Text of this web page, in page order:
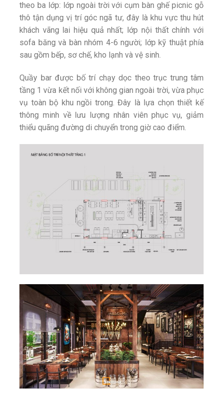
theo ba lớp: lớp ngoài trời với cụm bàn ghế picnic gỗ
thô tận dụng vị trí góc ngã tư, đây là khu vực thu hút
khách vãng lai hiệu quả nhất; lớp nội thất chính với
sofa băng và bàn nhóm 4-6 người; lớp kỹ thuật phía
sau gồm bếp, sơ chế, kho lạnh và vệ sinh.
Quầy bar được bố trí chạy dọc theo trục trung tâm
tầng 1 vừa kết nối với không gian ngoài trời, vừa phục
vụ toàn bộ khu ngồi trong. Đây là lựa chọn thiết kế
thông minh về lưu lượng nhân viên phục vụ, giảm
thiểu quãng đường di chuyển trong giờ cao điểm.